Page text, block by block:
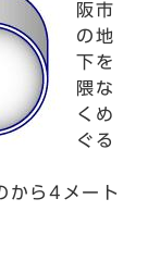
阪市
の地
下を
隈な
くめ
ぐる
から4メート